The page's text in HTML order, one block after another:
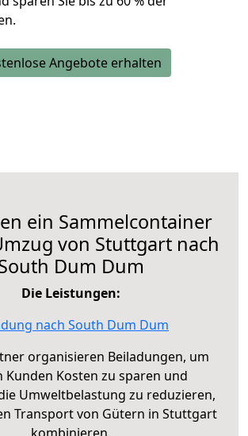
Angebote erhalten
ein Sammelcontainer
von Stuttgart nach
Dum Dum
Die Leistungen:
nach South Dum Dum
organisieren Beiladungen, um
Kunden Kosten zu sparen und
Umweltbelastung zu reduzieren,
Transport von Gütern in Stuttgart